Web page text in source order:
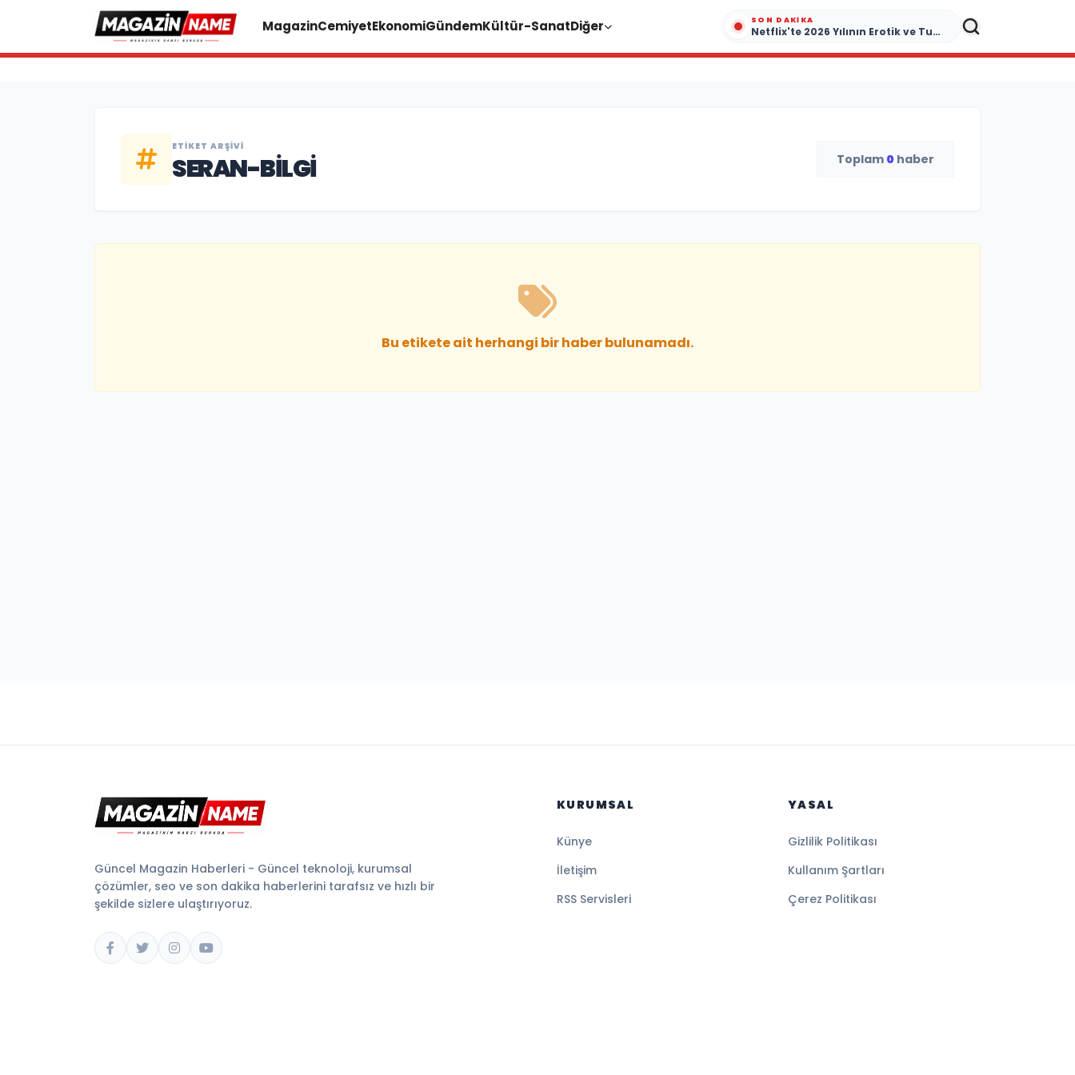
MagazinCemiyetEkonomiGündemKültür-SanatDiğer SON DAKIKA
Netflix'te 2026 Yılının Erotik ve Tutku Dolu Yapımları
ETIKET ARŞIVI
SERAN-BILGI Toplam 0 haber
Bu etikete ait herhangi bir haber bulunamadı.
Güncel Magazin Haberleri - Güncel teknoloji, kurumsal
çözümler, seo ve son dakika haberlerini tarafsız ve hızlı bir
şekilde sizlere ulaştırıyoruz.
KURUMSAL
Künye
İletişim
RSS Servisleri
YASAL
Gizlilik Politikası
Kullanım Şartları
Çerez Politikası